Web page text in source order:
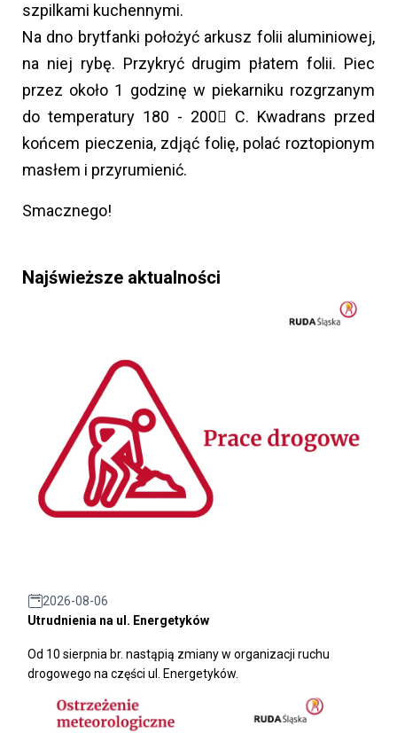
szpilkami kuchennymi.
Na dno brytfanki położyć arkusz folii aluminiowej,
na niej rybę. Przykryć drugim płatem folii. Piec
przez około 1 godzinę w piekarniku rozgrzanym
do temperatury 180 - 200 C. Kwadrans przed
końcem pieczenia, zdjąć folię, polać roztopionym
masłem i przyrumienić.
Smacznego!
Najświeższe aktualności
2026-08-06
Utrudnienia na ul. Energetyków
Od 10 sierpnia br. nastąpią zmiany w organizacji ruchu
drogowego na części ul. Energetyków.